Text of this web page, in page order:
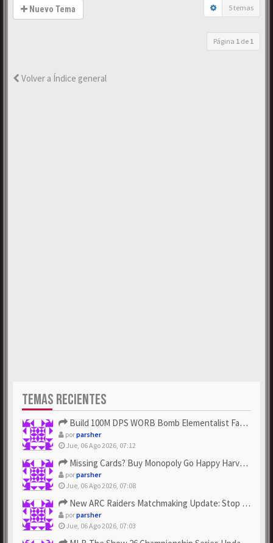
Nuevo Tema 5 temas
Página 1 de 1
Volver a Índice general
TEMAS RECIENTES
Build 100M DPS WORB Bomb Elementalist Fast - Grab POE Curren...
porparsher
Jue, 06 Ago 2026, 07:12
Missing Cards? Buy Monopoly Go Happy Harvest with Looney Tun...
porparsher
Jue, 06 Ago 2026, 07:08
New ARC Raiders Matchmaking Update: Stop Failed - Grab Bluep...
porparsher
Jue, 06 Ago 2026, 07:03